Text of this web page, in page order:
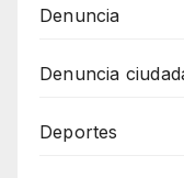
Denuncia
Denuncia
Deportes